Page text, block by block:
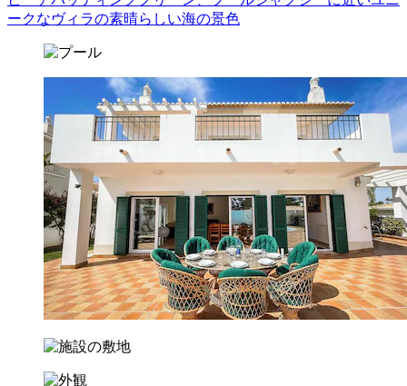
ークなヴィラの素晴らしい海の景色